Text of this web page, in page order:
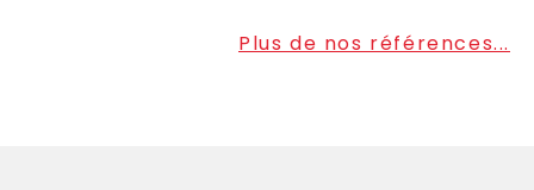
Plus de nos références...